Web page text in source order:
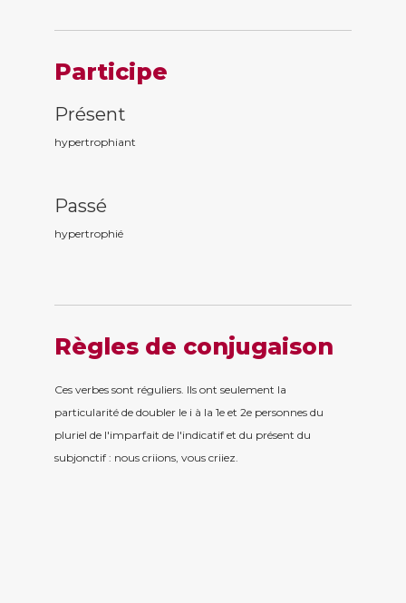
Participe
Présent
hypertrophiant
Passé
hypertrophié
Règles de conjugaison
Ces verbes sont réguliers. Ils ont seulement la
particularité de doubler le i à la 1e et 2e personnes du
pluriel de l'imparfait de l'indicatif et du présent du
subjonctif : nous criions, vous criiez.